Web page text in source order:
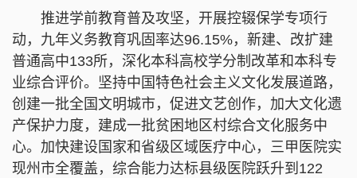
推进学前教育普及攻坚，开展控辍保学专项行
动，九年义务教育巩固率达96.15%，新建、改扩建
普通高中133所，深化本科高校学分制改革和本科专
业综合评价。坚持中国特色社会主义文化发展道路，
创建一批全国文明城市，促进文艺创作，加大文化遗
产保护力度，建成一批贫困地区村综合文化服务中
心。加快建设国家和省级区域医疗中心，三甲医院实
现州市全覆盖，综合能力达标县级医院跃升到122